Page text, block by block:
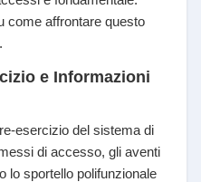
come affrontare questo
e Informazioni
esercizio del sistema di
di accesso, gli aventi
lo sportello polifunzionale